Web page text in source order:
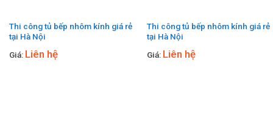
Thi công tủ bếp nhôm kính giá rẻ
tại Hà Nội
Giá: Liên hệ
Thi công tủ bếp nhôm kính giá rẻ
tại Hà Nội
Giá: Liên hệ